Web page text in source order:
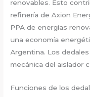
renovables. Esto
refinería de Axion
PPA de energías
una economía
Argentina. Los
mecánica del aislador
Funciones de los